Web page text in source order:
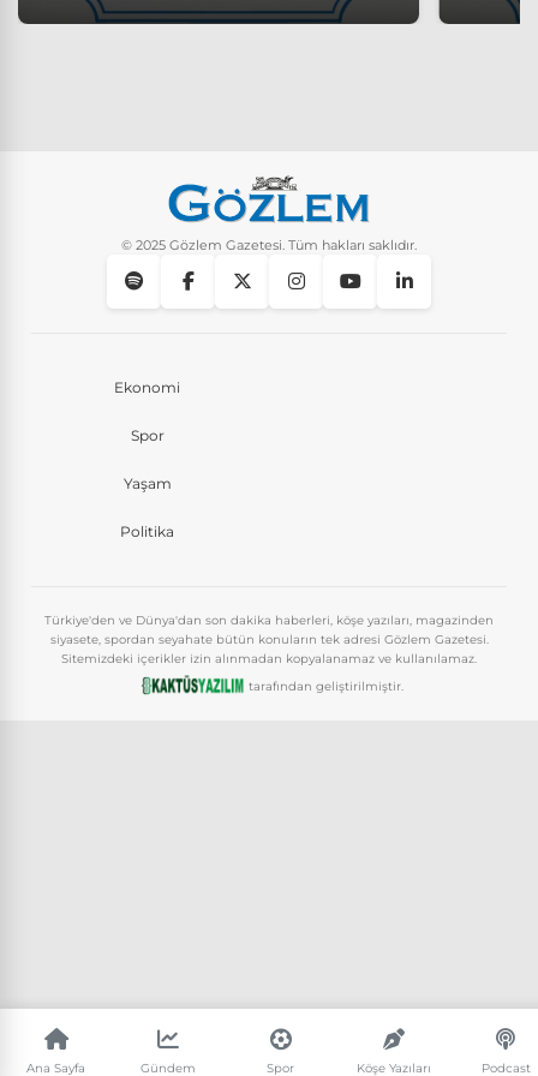
Ana Sayfa Gündem Spor Köşe Yazıları Podcast
© 2025 Gözlem Gazetesi. Tüm hakları saklıdır.
Ekonomi
Spor
Yaşam
Politika
Türkiye'den ve Dünya'dan son dakika haberleri, köşe yazıları, magazinden
siyasete, spordan seyahate bütün konuların tek adresi Gözlem Gazetesi.
Sitemizdeki içerikler izin alınmadan kopyalanamaz ve kullanılamaz.
tarafından geliştirilmiştir.